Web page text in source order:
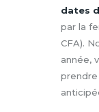
dates
par la
CFA).
année,